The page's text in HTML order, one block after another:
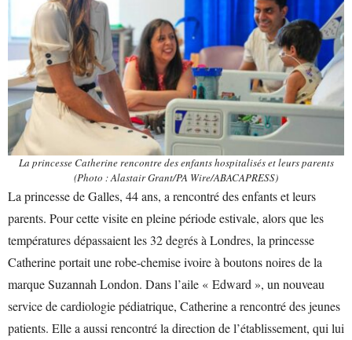
La princesse Catherine rencontre des enfants hospitalisés et leurs parents
(Photo : Alastair Grant/PA Wire/ABACAPRESS)
La princesse de Galles, 44 ans, a rencontré des enfants et leurs
parents. Pour cette visite en pleine période estivale, alors que les
températures dépassaient les 32 degrés à Londres, la princesse
Catherine portait une robe-chemise ivoire à boutons noires de la
marque Suzannah London. Dans l’aile « Edward », un nouveau
service de cardiologie pédiatrique, Catherine a rencontré des jeunes
patients. Elle a aussi rencontré la direction de l’établissement, qui lui